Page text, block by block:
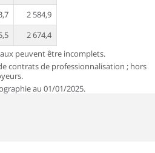
2 584,9
2 674,4
peuvent être incomplets.
contrats de professionnalisation ; hors
au 01/01/2025.